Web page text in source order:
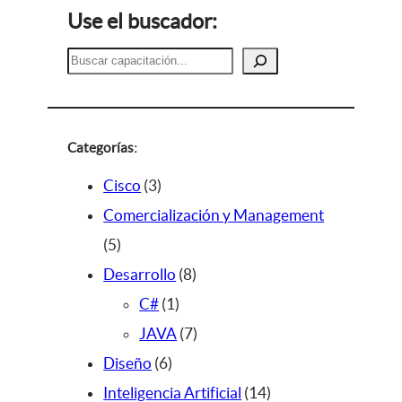
Use el buscador:
B
u
a
Categorías:
Cisco 33
p
o
d
u
c
t
Comercialización y Management
55
p
o
d
u
Desarrollo 88
r
d
C# 11
p
o
JAVA 77
r
Diseño 66
p
Inteligencia Artificial 141